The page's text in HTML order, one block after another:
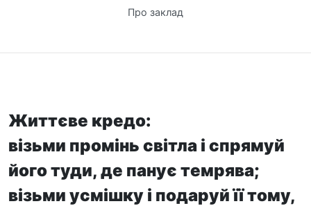
Про заклад
Життєве кредо:
візьми промінь світла і спрямуй
його туди, де панує темрява;
візьми усмішку і подаруй її тому,